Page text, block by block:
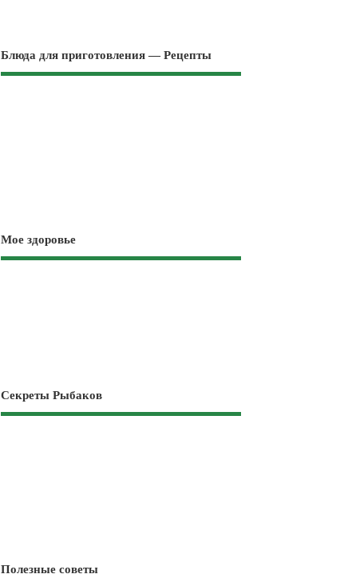
Блюда для приготовления — Рецепты
Мое здоровье
Секреты Рыбаков
Полезные советы